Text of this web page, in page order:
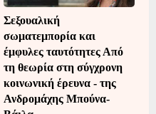
Σεξουαλική
σωματεμπορία και
έμφυλες ταυτότητες Από
τη θεωρία στη σύγχρονη
κοινωνική έρευνα - της
Ανδρομάχης Μπούνα-